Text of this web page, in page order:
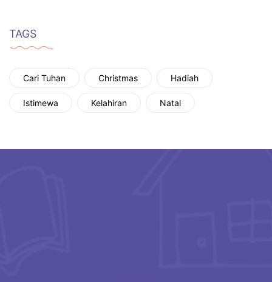
TAGS
Cari Tuhan Christmas Hadiah
Istimewa Kelahiran Natal